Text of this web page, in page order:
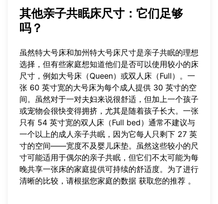
其他亲子共眠床尺寸：它们足够
吗？
虽然特大号床和加州特大号床尺寸是亲子共眠的理想
选择，但有些家庭想知道他们是否可以使用较小的床
尺寸，例如大号床（Queen）或双人床（Full）。一
张 60 英寸宽的大号床为每个成人提供 30 英寸的空
间。虽然对于一对夫妇来说很舒适，但加上一个孩子
或宠物会很快变得拥挤，尤其是随着孩子长大。一张
只有 54 英寸宽的双人床（Full bed）通常不建议与
一个以上的成人亲子共眠，因为它每人只剩下 27 英
寸的空间——宽度不及婴儿床垫。虽然这些较小的尺
寸可能适用于偶尔的亲子共眠，但它们不太可能为每
晚共享一张床的家庭提供可持续的舒适度。为了进行
清晰的比较，请根据您家庭的数据 获取您的推荐 。